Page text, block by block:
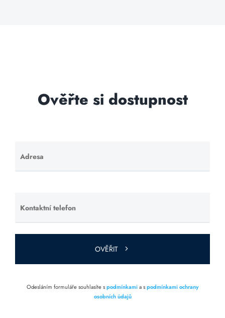
Ověřte si dostupnost
Adresa
Ponechte
toto pole
Kontaktní telefon
Ponechte
toto pole
prázdné.
OVĚŘIT
Odesláním formuláře souhlasíte spodmínkamia spodmínkami ochrany
osobních údajů